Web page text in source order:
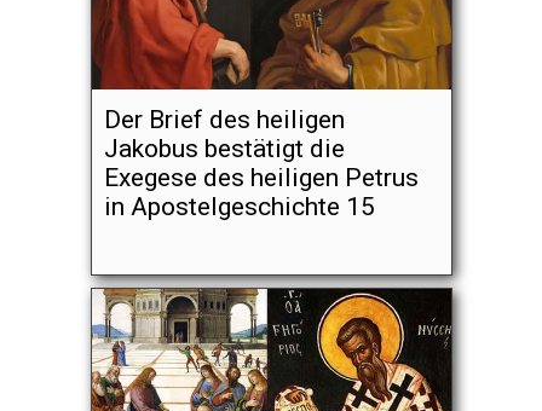
Der Brief des heiligen
Jakobus bestätigt die
Exegese des heiligen Petrus
in Apostelgeschichte 15